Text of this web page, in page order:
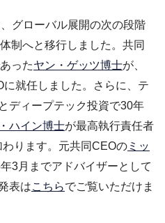
グローバル展開の次の段階
制へと移行しました。共同
ったヤン・ゲッツ博士が、
就任しました。さらに、テ
ディープテック投資で30年
ハイン博士が最高執行責任者
わります。元共同CEOの ミッ
3月までアドバイザーとして
表はこちらでご覧いただけま